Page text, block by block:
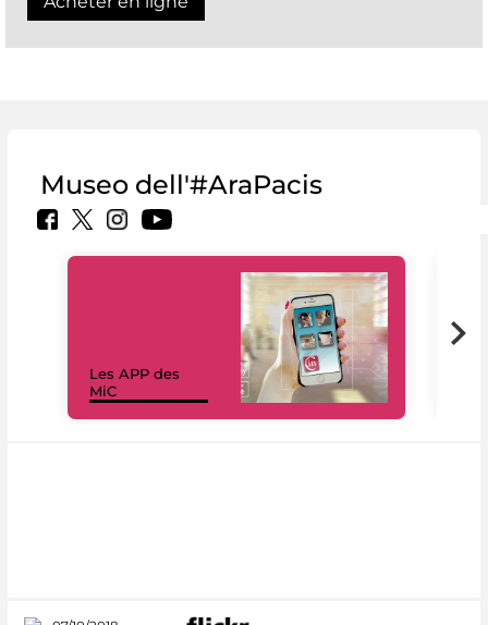
Museo dell'#AraPacis
Les APP des
MiC